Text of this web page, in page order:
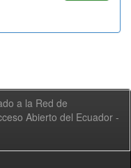
a la Red de
Abierto del Ecuador -